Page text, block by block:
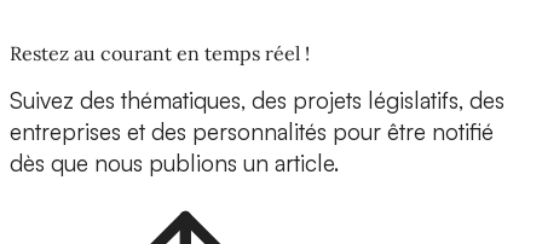
Restez au courant en temps réel !
Suivez des thématiques, des projets législatifs, des
entreprises et des personnalités pour être notifié
dès que nous publions un article.